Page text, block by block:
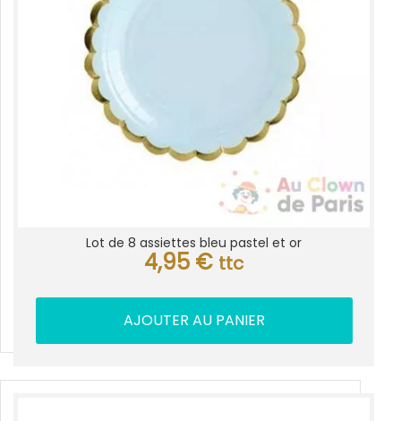
Lot de 8 assiettes bleu pastel et or
4,95 € ttc
AJOUTER AU PANIER